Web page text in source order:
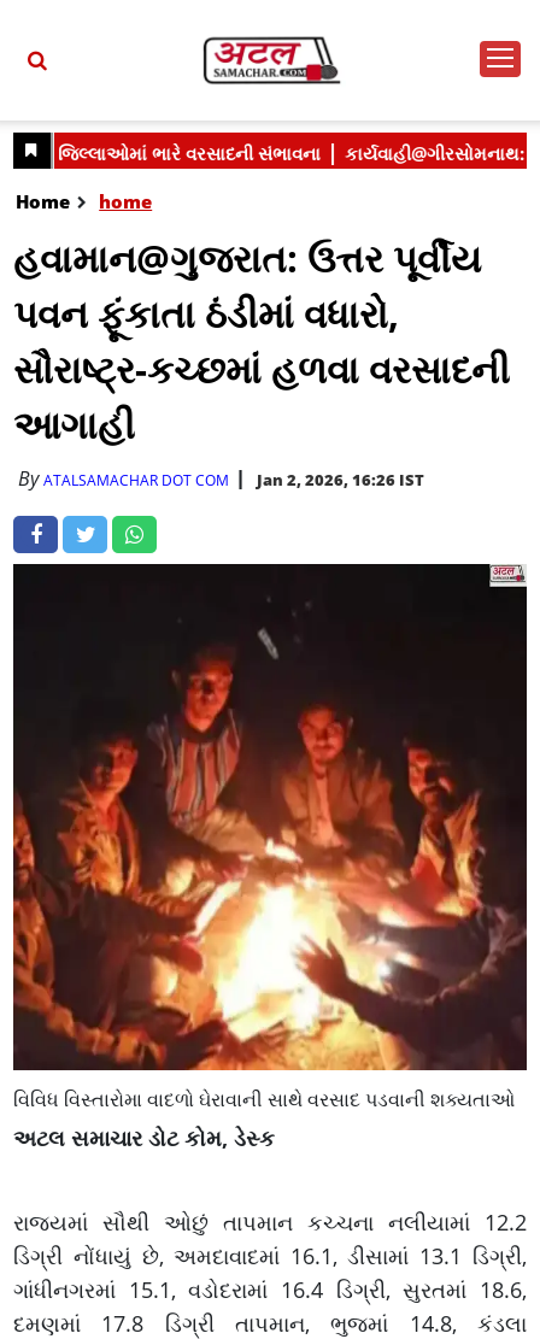
Home home
હવામાન@ગુજરાત: ઉત્તર પૂર્વીય
પવન ફૂંકાતા ઠંડીમાં વધારો,
સૌરાષ્ટ્ર-કચ્છમાં હળવા વરસાદની
આગાહી
ByATALSAMACHAR DOT COM Jan 2, 2026, 16:26 IST
વિવિધ વિસ્તારોમા વાદળો ઘેરાવાની સાથે વરસાદ પડવાની શક્યતાઓ
અટલ સમાચાર ડોટ કોમ, ડેસ્ક
રાજ્યમાં સૌથી ઓછું તાપમાન કચ્ચના નલીયામાં 12.2
ડિગ્રી નોંધાયું છે, અમદાવાદમાં 16.1, ડીસામાં 13.1 ડિગ્રી,
ગાંધીનગરમાં 15.1, વડોદરામાં 16.4 ડિગ્રી, સુરતમાં 18.6,
દમણમાં 17.8 ડિગ્રી તાપમાન, ભુજમાં 14.8, કંડલા